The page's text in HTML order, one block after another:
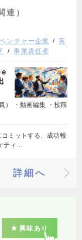
連）
ベンチャー企業
英
事業責任者
） ・動画編集 ・投稿
ミットする、成功報
ティ…
詳細へ
興味あり